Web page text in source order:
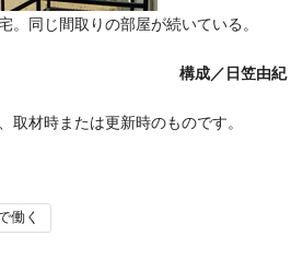
。同じ間取りの部屋が続いている。
構成／ 日笠由紀
材時または更新時のものです。
働く